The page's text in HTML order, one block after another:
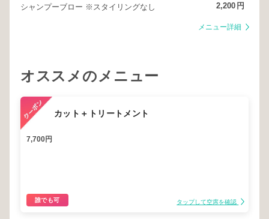
シャンプーブロー ※スタイリングなし 2,200 円
メニュー詳細
オススメのメニュー
カット＋トリートメント
7,700円
誰でも可 タップして空席を確認